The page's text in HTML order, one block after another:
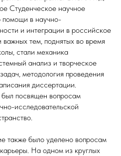
Студенческое научное
помощи в научно-
и интеграции в российское
тем, поднятых во время
стали механика
анализ и творческое
методология проведения
диссертации.
посвящен вопросам
исследовательской
также было уделено вопросам
На одном из круглых